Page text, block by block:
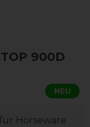
900D
NEU
Horseware